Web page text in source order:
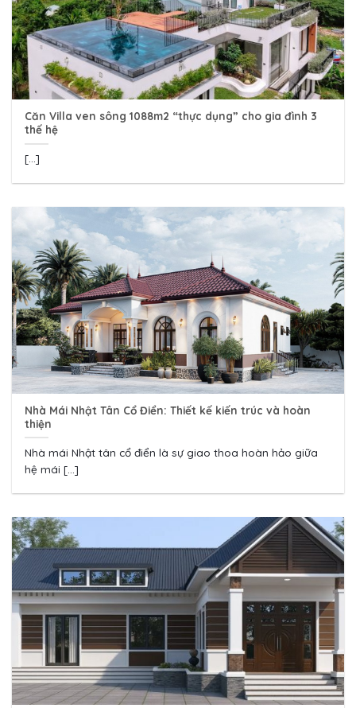
Căn Villa ven sông 1088m2 “thực dụng” cho gia đình 3
thế hệ
[...]
Nhà Mái Nhật Tân Cổ Điển: Thiết kế kiến trúc và hoàn
thiện
Nhà mái Nhật tân cổ điển là sự giao thoa hoàn hảo giữa
hệ mái [...]